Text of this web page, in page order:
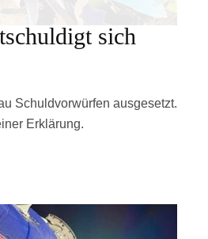
sich
Schuldvorwürfen ausgesetzt.
Erklärung.